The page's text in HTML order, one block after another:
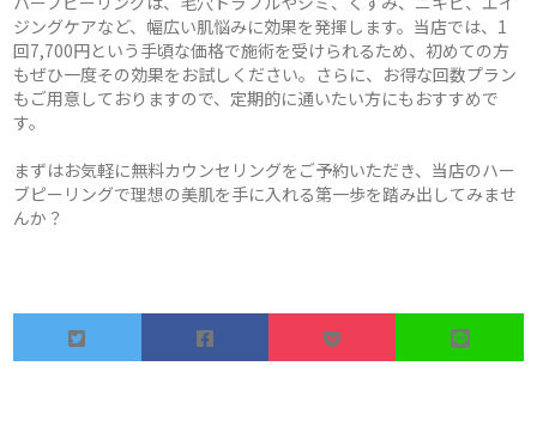
ジングケアなど、幅広い肌悩みに効果を発揮します。当店では、1
回7,700円という手頃な価格で施術を受けられるため、初めての方
もぜひ一度その効果をお試しください。さらに、お得な回数プラン
もご用意しておりますので、定期的に通いたい方にもおすすめで
す。
まずはお気軽に無料カウンセリングをご予約いただき、当店のハー
ブピーリングで理想の美肌を手に入れる第一歩を踏み出してみませ
んか？